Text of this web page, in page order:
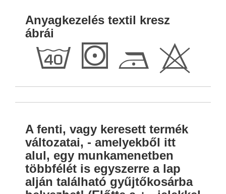
Anyagkezelés textil kresz
ábrái
h S D H
A fenti, vagy keresett termék
változatai, - amelyekből itt
alul, egy munkamenetben
többfélét is egyszerre a lap
alján található gyűjtőkosárba